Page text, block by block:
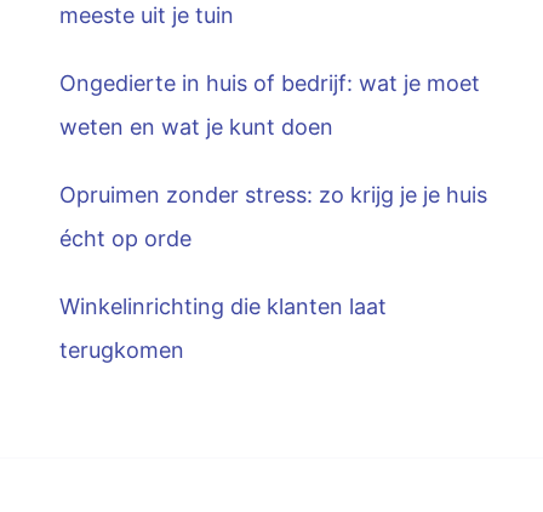
meeste uit je tuin
Ongedierte in huis of bedrijf: wat je moet
weten en wat je kunt doen
Opruimen zonder stress: zo krijg je je huis
écht op orde
Winkelinrichting die klanten laat
terugkomen